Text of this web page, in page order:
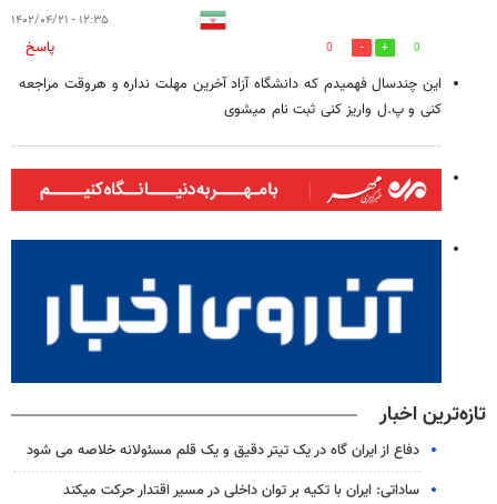
۱۲:۳۵ - ۱۴۰۲/۰۴/۲۱
0
0
پاسخ
این چندسال فهمیدم که دانشگاه آزاد آخرین مهلت نداره و هروقت مراجعه
کنی و پ.ل واریز کنی ثبت نام میشوی
تازه‌ترین اخبار
دفاع از ایران گاه در یک تیتر دقیق و یک قلم مسئولانه خلاصه می شود
ساداتی: ایران با تکیه بر توان داخلی در مسیر اقتدار حرکت میکند